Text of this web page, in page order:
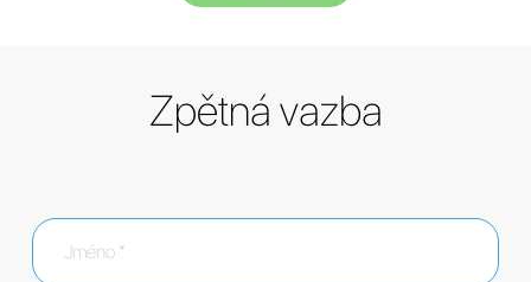
Zpětná vazba